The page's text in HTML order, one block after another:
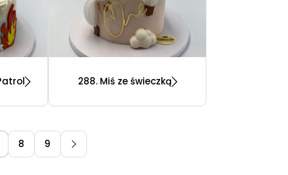
288. Miś ze świeczką
8 9